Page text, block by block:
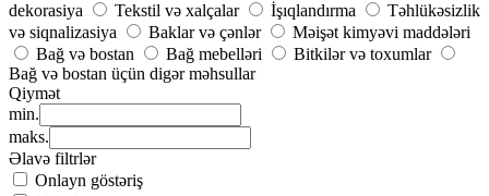
dekorasiya
Tekstil və xalçalar İşıqlandırma
Təhlükəsizlik
və siqnalizasiya
Baklar və çənlər
Məişət kimyəvi maddələri
Bağ və bostan
Bağ mebelləri
Bitkilər və toxumlar
Bağ və bostan üçün digər məhsullar
Qiymət
min.
maks.
Əlavə filtrlər
Onlayn göstəriş